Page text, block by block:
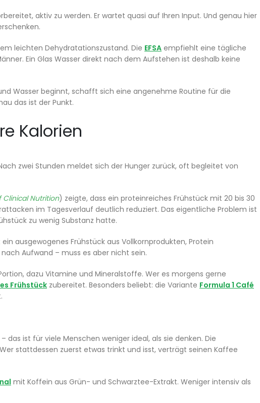
aktiv zu werden. Er wartet quasi auf Ihren Input. Und genau hier
leichten Dehydratationszustand. Die EFSA empfiehlt eine tägliche
Ein Glas Wasser direkt nach dem Aufstehen ist deshalb keine
Wasser beginnt, schafft sich eine angenehme Routine für die
das ist der Punkt.
Kalorien
zwei Stunden meldet sich der Hunger zurück, oft begleitet von
Nutrition) zeigte, dass ein proteinreiches Frühstück mit 20 bis 30
im Tagesverlauf deutlich reduziert. Das eigentliche Problem ist
zu wenig Substanz hatte.
ausgewogenes Frühstück aus Vollkornprodukten, Protein
Aufwand – muss es aber nicht sein.
dazu Vitamine und Mineralstoffe. Wer es morgens gerne
Frühstück zubereitet. Besonders beliebt: die Variante Formula 1 Café
ist für viele Menschen weniger ideal, als sie denken. Die
stattdessen zuerst etwas trinkt und isst, verträgt seinen Kaffee
mit Koffein aus Grün- und Schwarztee-Extrakt. Weniger intensiv als